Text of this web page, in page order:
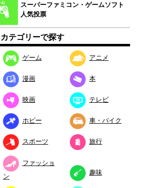
スーパーファミコン・ゲームソフト
人気投票
カテゴリーで探す
ゲーム アニメ
漫画 本
映画 テレビ
ホビー 車・バイク
スポーツ 旅行
ファッショ
ン
趣味